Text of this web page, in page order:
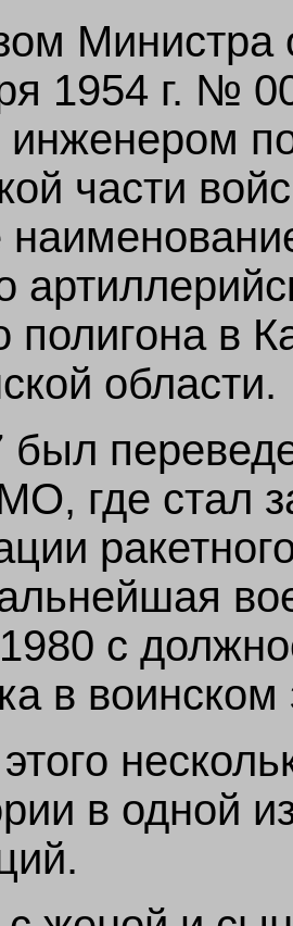
1954 г. №
инженером
части
полигона в
области.
был
где стал
с
в
в одной